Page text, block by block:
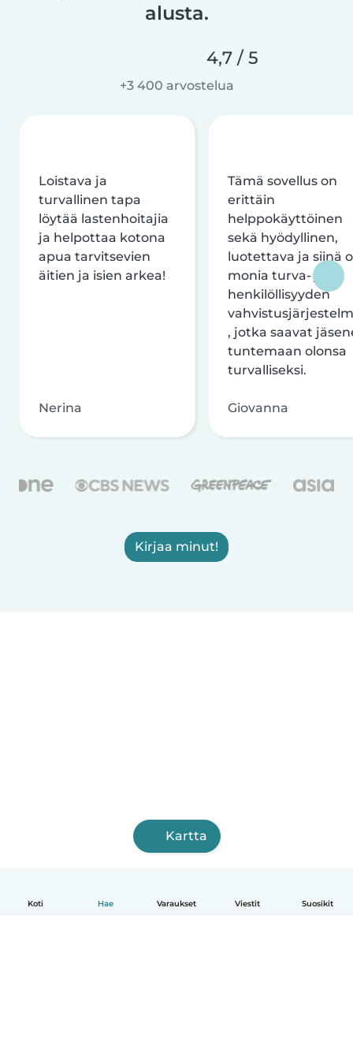
Koti Hae Varaukset Viestit Suosikit
alusta.
4,7 / 5
+3 400 arvostelua
Loistava ja
turvallinen tapa
löytää lastenhoitajia
ja helpottaa kotona
apua tarvitsevien
äitien ja isien arkea!
Nerina
Tämä sovellus on
erittäin
helppokäyttöinen
sekä hyödyllinen,
luotettava ja siinä
monia turva- ja
henkilöllisyyden
, jotka saavat
tuntemaan olonsa
turvalliseksi.
Giovanna
Kirjaa minut!
Kartta